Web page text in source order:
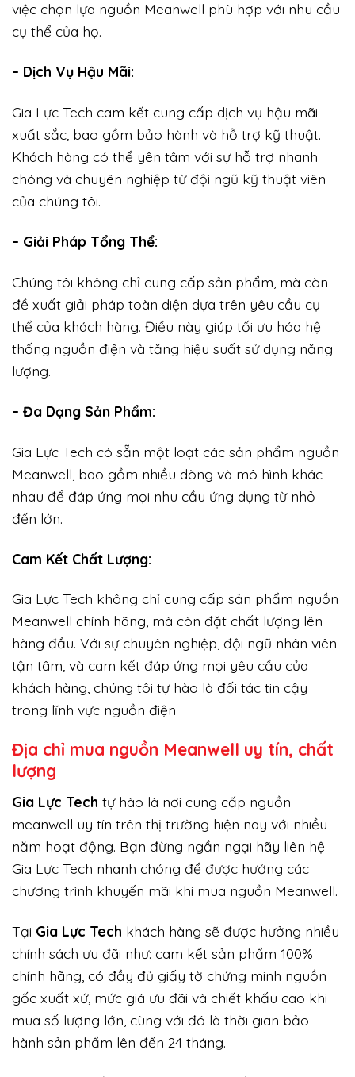
việc chọn lựa nguồn Meanwell phù hợp với nhu cầu
cụ thể của họ.
– Dịch Vụ Hậu Mãi:
Gia Lực Tech cam kết cung cấp dịch vụ hậu mãi
xuất sắc, bao gồm bảo hành và hỗ trợ kỹ thuật.
Khách hàng có thể yên tâm với sự hỗ trợ nhanh
chóng và chuyên nghiệp từ đội ngũ kỹ thuật viên
của chúng tôi.
– Giải Pháp Tổng Thể:
Chúng tôi không chỉ cung cấp sản phẩm, mà còn
đề xuất giải pháp toàn diện dựa trên yêu cầu cụ
thể của khách hàng. Điều này giúp tối ưu hóa hệ
thống nguồn điện và tăng hiệu suất sử dụng năng
lượng.
– Đa Dạng Sản Phẩm:
Gia Lực Tech có sẵn một loạt các sản phẩm nguồn
Meanwell, bao gồm nhiều dòng và mô hình khác
nhau để đáp ứng mọi nhu cầu ứng dụng từ nhỏ
đến lớn.
Cam Kết Chất Lượng:
Gia Lực Tech không chỉ cung cấp sản phẩm nguồn
Meanwell chính hãng, mà còn đặt chất lượng lên
hàng đầu. Với sự chuyên nghiệp, đội ngũ nhân viên
tận tâm, và cam kết đáp ứng mọi yêu cầu của
khách hàng, chúng tôi tự hào là đối tác tin cậy
trong lĩnh vực nguồn điện
Địa chỉ mua nguồn Meanwell uy tín, chất
lượng
Gia Lực Tech tự hào là nơi cung cấp nguồn
meanwell uy tín trên thị trường hiện nay với nhiều
năm hoạt động. Bạn đừng ngần ngại hãy liên hệ
Gia Lực Tech nhanh chóng để được hưởng các
chương trình khuyến mãi khi mua nguồn Meanwell.
Tại Gia Lực Tech khách hàng sẽ được hưởng nhiều
chính sách ưu đãi như: cam kết sản phẩm 100%
chính hãng, có đầy đủ giấy tờ chứng minh nguồn
gốc xuất xứ, mức giá ưu đãi và chiết khấu cao khi
mua số lượng lớn, cùng với đó là thời gian bảo
hành sản phẩm lên đến 24 tháng.